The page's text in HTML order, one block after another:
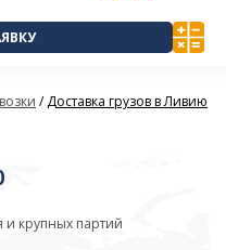
/Доставка грузов в Ливию
крупных партий